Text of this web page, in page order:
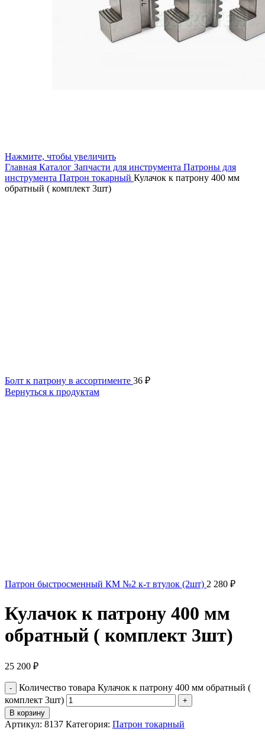
Нажмите, чтобы увеличить
Главная Каталог Запчасти для инструмента Патроны для
инструмента Патрон токарный Кулачок к патрону 400 мм
обратный ( комплект 3шт)
Болт к патрону в ассортименте 36 ₽
Вернуться к продуктам
Патрон быстросменный КМ №2 к-т втулок (2шт) 2 280 ₽
Кулачок к патрону 400 мм
обратный ( комплект 3шт)
25 200 ₽
Количество товара Кулачок к патрону 400 мм обратный (
комплект 3шт)
В корзину
Артикул: 8137 Категория: Патрон токарный